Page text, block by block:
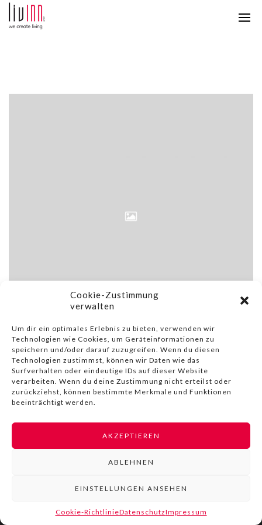
Cookie-Zustimmung
verwalten
Um dir ein optimales Erlebnis zu bieten, verwenden wir
Technologien wie Cookies, um Geräteinformationen zu
speichern und/oder darauf zuzugreifen. Wenn du diesen
Technologien zustimmst, können wir Daten wie das
Surfverhalten oder eindeutige IDs auf dieser Website
verarbeiten. Wenn du deine Zustimmung nicht erteilst oder
zurückziehst, können bestimmte Merkmale und Funktionen
beeinträchtigt werden.
AKZEPTIEREN
ABLEHNEN
EINSTELLUNGEN ANSEHEN
Cookie-RichtlinieDatenschutzImpressum
© COPYRIGHT BY LIVINN |IMPRESSUM